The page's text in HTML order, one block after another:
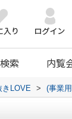
索 内覧
きLOVE > (事業